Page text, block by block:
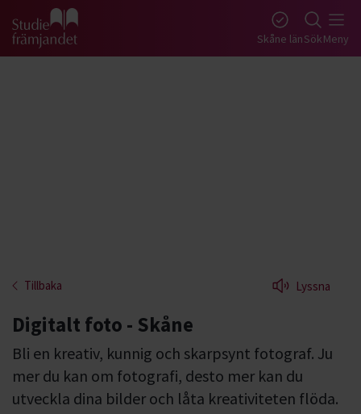
Gå till studiefrämjandets startsida Skåne länSökMeny
Tillbaka Lyssna
Digitalt foto - Skåne
Bli en kreativ, kunnig och skarpsynt fotograf. Ju
mer du kan om fotografi, desto mer kan du
utveckla dina bilder och låta kreativiteten flöda.